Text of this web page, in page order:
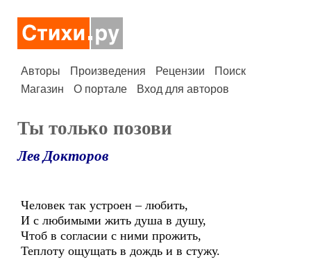
Авторы Произведения Рецензии
Поиск
Магазин
О портале Вход для авторов
Ты только позови
Лев Докторов
Человек так устроен – любить,
И с любимыми жить душа в душу,
Чтоб в согласии с ними прожить,
Теплоту ощущать в дождь и в стужу.